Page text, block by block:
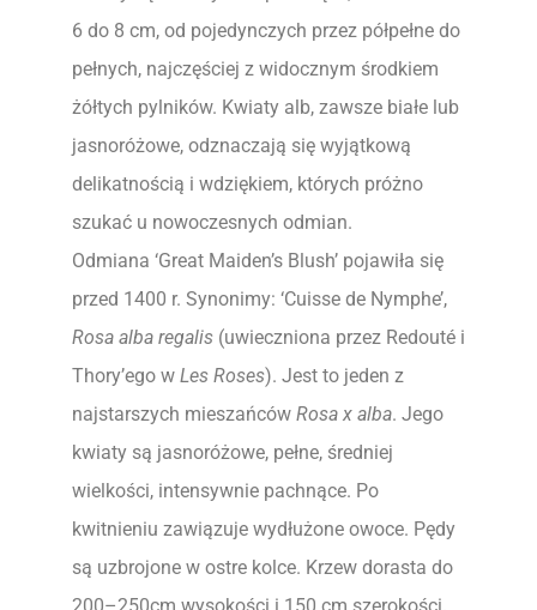
6 do 8 cm, od pojedynczych przez półpełne do
pełnych, najczęściej z widocznym środkiem
żółtych pylników. Kwiaty alb, zawsze białe lub
jasnoróżowe, odznaczają się wyjątkową
delikatnością i wdziękiem, których próżno
szukać u nowoczesnych odmian.
Odmiana ‘Great Maiden’s Blush’ pojawiła się
przed 1400 r. Synonimy: ‘Cuisse de Nymphe’,
Rosa alba regalis (uwieczniona przez Redouté i
Thory’ego w Les Roses). Jest to jeden z
najstarszych mieszańców Rosa x alba. Jego
kwiaty są jasnoróżowe, pełne, średniej
wielkości, intensywnie pachnące. Po
kwitnieniu zawiązuje wydłużone owoce. Pędy
są uzbrojone w ostre kolce. Krzew dorasta do